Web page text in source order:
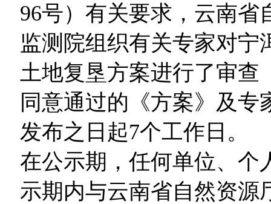
96号）有关要求，云南
监测院组织有关专家对
土地复垦方案进行了审查
同意通过的《方案》及
发布之日起7个工作日。
在公示期，任何单位、个
示期内与云南省自然资源